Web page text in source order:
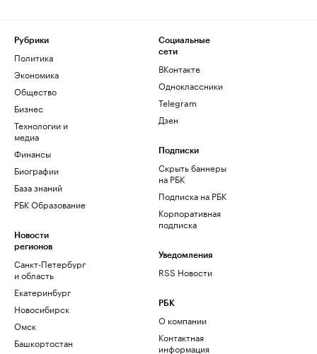
Рубрики
Политика
Экономика
Общество
Бизнес
Технологии и
медиа
Финансы
Биографии
База знаний
РБК Образование
Новости
регионов
Санкт-Петербург
и область
Екатеринбург
Новосибирск
Омск
Башкортостан
Социальные
сети
ВКонтакте
Одноклассники
Telegram
Дзен
Подписки
Скрыть баннеры
на РБК
Подписка на РБК
Корпоративная
подписка
Уведомления
RSS Новости
РБК
О компании
Контактная
информация